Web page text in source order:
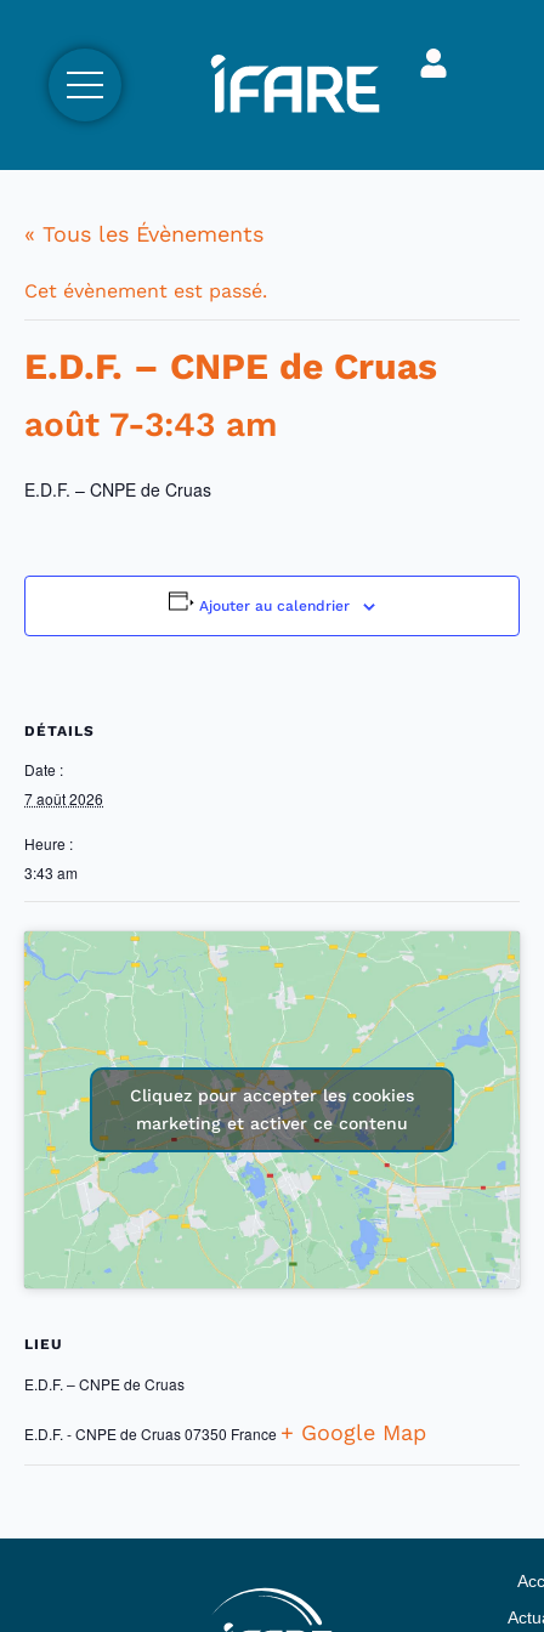
« Tous les Évènements
Cet évènement est passé.
E.D.F. – CNPE de Cruas
août 7-3:43 am
E.D.F. – CNPE de Cruas
Ajouter au calendrier
DÉTAILS
Date :
7 août 2026
Heure :
3:43 am
LIEU
E.D.F. – CNPE de Cruas
E.D.F. - CNPE de Cruas07350 France + Google Map
Cliquez pour accepter les cookies
marketing et activer ce contenu